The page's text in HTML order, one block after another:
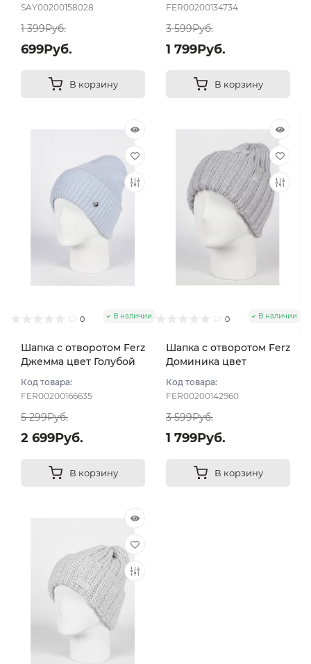
SAY00200158028
1 399Руб.
699Руб.
В корзину
FER00200134734
3 599Руб.
1 799Руб.
В корзину
0 В наличии
Шапка с отворотом Ferz
Джемма цвет Голубой
Код товара:
FER00200166635
5 299Руб.
2 699Руб.
В корзину
0 В наличии
Шапка с отворотом Ferz
Доминика цвет
Код товара:
FER00200142960
3 599Руб.
1 799Руб.
В корзину